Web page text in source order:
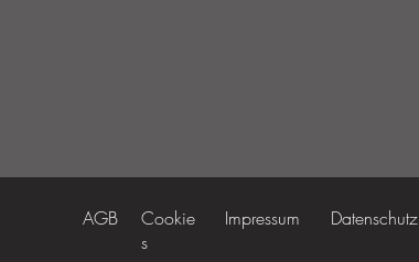
AGB
Cookie
s
Impressum
Datenschutz